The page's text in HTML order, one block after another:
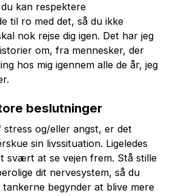
kan respektere
til ro med det, så du ikke
nok rejse dig igen. Det har jeg
om, fra mennesker, der
hos mig igennem alle de år, jeg
beslutninger
og/eller angst, er det
sin livssituation. Ligeledes
svært at se vejen frem. Stå stille
dit nervesystem, så du
tankerne begynder at blive mere